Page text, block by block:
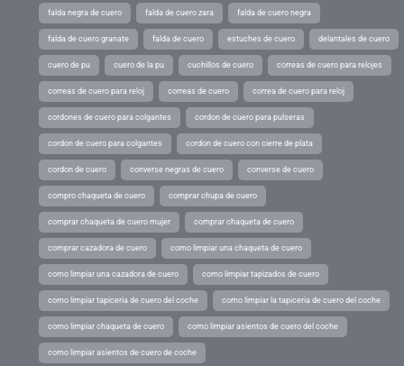
falda negra de cuero falda de cuero zara falda de cuero negra
falda de cuero granate falda de cuero estuches de cuero delantales de cuero
cuero de pu cuero de la pu cuchillos de cuero correas de cuero para relojes
correas de cuero para reloj correas de cuero correa de cuero para reloj
cordones de cuero para colgantes cordon de cuero para pulseras
cordon de cuero para colgantes cordon de cuero con cierre de plata
cordon de cuero converse negras de cuero converse de cuero
compro chaqueta de cuero comprar chupa de cuero
comprar chaqueta de cuero mujer comprar chaqueta de cuero
comprar cazadora de cuero como limpiar una chaqueta de cuero
como limpiar una cazadora de cuero como limpiar tapizados de cuero
como limpiar tapiceria de cuero del coche como limpiar la tapiceria de cuero del coche
como limpiar chaqueta de cuero como limpiar asientos de cuero del coche
como limpiar asientos de cuero de coche